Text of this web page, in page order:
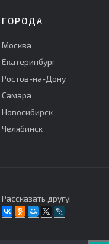
ГОРОДА
Москва
Екатеринбург
Ростов-на-Дону
Самара
Новосибирск
Челябинск
Рассказать другу: